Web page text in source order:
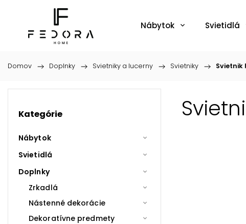
Nábytok Svietidlá
Domov / Doplnky / Svietniky a lucerny / Svietniky / Svietnik
Kategórie
Nábytok
Svietidlá
Doplnky
Zrkadlá
Nástenné dekorácie
Dekoratívne predmety